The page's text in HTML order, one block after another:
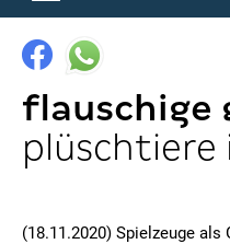
flauschige
(18.11.2020) Spielzeuge